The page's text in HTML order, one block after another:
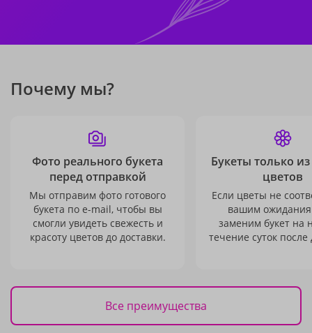
Почему мы?
Фото реального букета
перед отправкой
Мы отправим фото готового
букета по e-mail, чтобы вы
смогли увидеть свежесть и
красоту цветов до доставки.
Букеты только
цветов
Если цветы не
вашим
заменим букет на
течение суток после
Все преимущества